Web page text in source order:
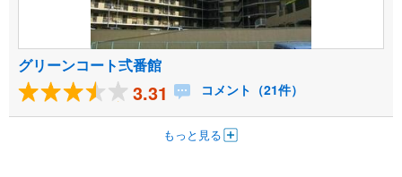
グリーンコート弍番館
3.31 コメント（21件）
もっと見る